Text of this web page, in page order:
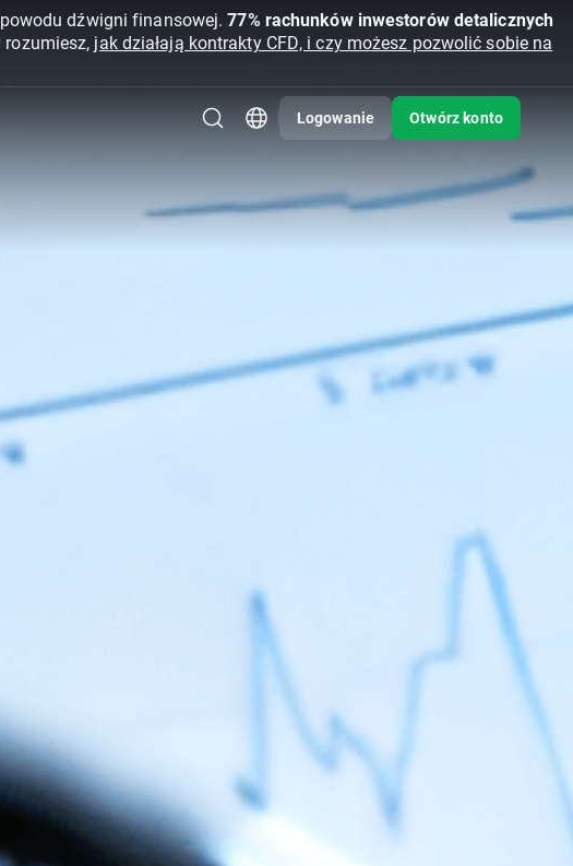
dźwigni finansowej.77% rachunków inwestorów detalicznych
jak działają kontrakty CFD, i czy możesz pozwolić sobie na
Logowanie Otwórz konto